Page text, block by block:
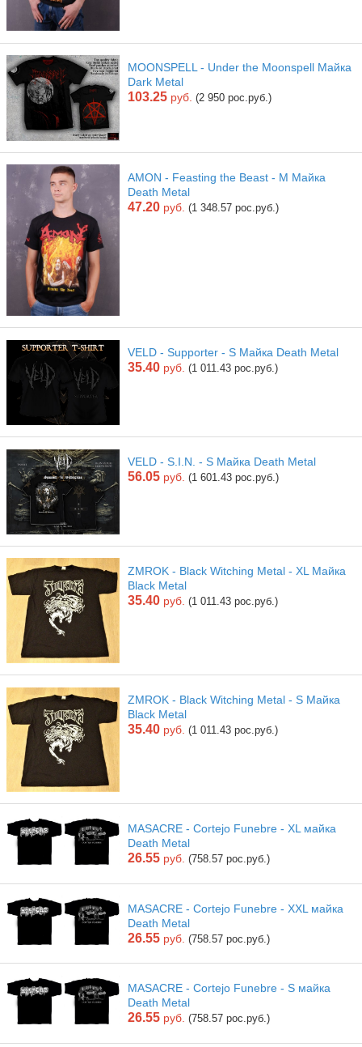
MOONSPELL - Under the Moonspell Майка
Dark Metal
103.25 руб. (2 950 рос.руб.)
AMON - Feasting the Beast - M Майка
Death Metal
47.20 руб. (1 348.57 рос.руб.)
VELD - Supporter - S Майка Death Metal
35.40 руб. (1 011.43 рос.руб.)
VELD - S.I.N. - S Майка Death Metal
56.05 руб. (1 601.43 рос.руб.)
ZMROK - Black Witching Metal - XL Майка
Black Metal
35.40 руб. (1 011.43 рос.руб.)
ZMROK - Black Witching Metal - S Майка
Black Metal
35.40 руб. (1 011.43 рос.руб.)
MASACRE - Cortejo Funebre - XL майка
Death Metal
26.55 руб. (758.57 рос.руб.)
MASACRE - Cortejo Funebre - XXL майка
Death Metal
26.55 руб. (758.57 рос.руб.)
MASACRE - Cortejo Funebre - S майка
Death Metal
26.55 руб. (758.57 рос.руб.)